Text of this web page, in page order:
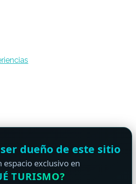
ser dueño de este sitio
espacio exclusivo en
TURISMO?